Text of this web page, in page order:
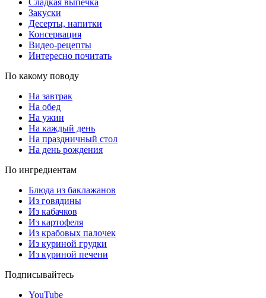
Сладкая выпечка
Закуски
Десерты, напитки
Консервация
Видео-рецепты
Интересно почитать
По какому поводу
На завтрак
На обед
На ужин
На каждый день
На праздничный стол
На день рождения
По ингредиентам
Блюда из баклажанов
Из говядины
Из кабачков
Из картофеля
Из крабовых палочек
Из куриной грудки
Из куриной печени
Подписывайтесь
YouTube